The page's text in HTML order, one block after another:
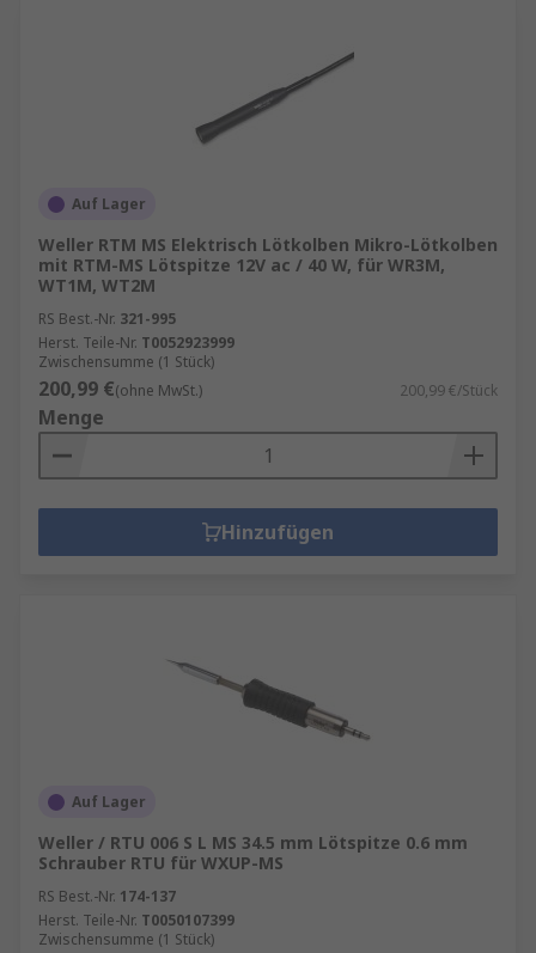
Auf Lager
Weller RTM MS Elektrisch Lötkolben Mikro-Lötkolben
mit RTM-MS Lötspitze 12V ac / 40 W, für WR3M,
WT1M, WT2M
RS Best.-Nr. 321-995
Herst. Teile-Nr. T0052923999
Zwischensumme (1 Stück)
200,99 €(ohne MwSt.) 200,99 €/Stück
Menge
Hinzufügen
Auf Lager
Weller / RTU 006 S L MS 34.5 mm Lötspitze 0.6 mm
Schrauber RTU für WXUP-MS
RS Best.-Nr. 174-137
Herst. Teile-Nr. T0050107399
Zwischensumme (1 Stück)